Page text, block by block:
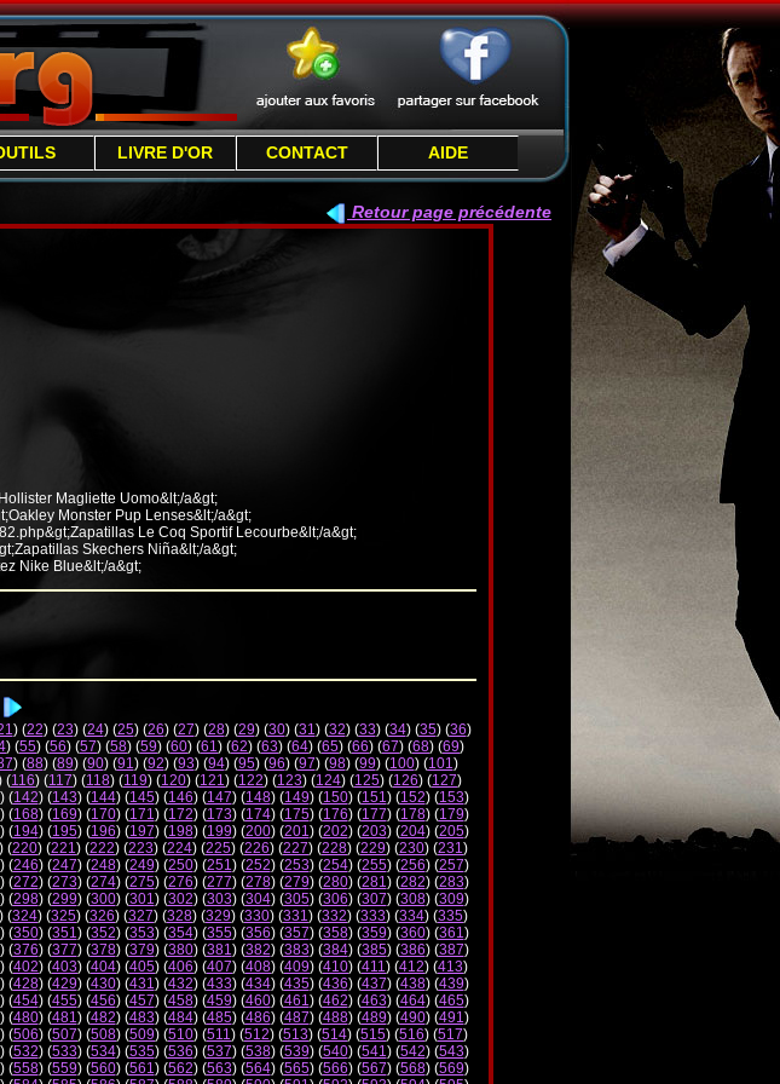
LIVRE D'OR CONTACT AIDE
Retour page précédente
Magliette Uomo&lt;/a&gt;
Monster Pup Lenses&lt;/a&gt;
Le Coq Sportif Lecourbe&lt;/a&gt;
Skechers Niña&lt;/a&gt;
Nike Blue&lt;/a&gt;
) (22) (23) (24) (25) (26) (27) (28) (29) (30) (31) (32) (33) (34) (35) (36)
) (55) (56) (57) (58) (59) (60) (61) (62) (63) (64) (65) (66) (67) (68) (69)
) (88) (89) (90) (91) (92) (93) (94) (95) (96) (97) (98) (99) (100) (101)
(116) (117) (118) (119) (120) (121) (122) (123) (124) (125) (126) (127)
) (142) (143) (144) (145) (146) (147) (148) (149) (150) (151) (152) (153)
) (168) (169) (170) (171) (172) (173) (174) (175) (176) (177) (178) (179)
) (194) (195) (196) (197) (198) (199) (200) (201) (202) (203) (204) (205)
) (220) (221) (222) (223) (224) (225) (226) (227) (228) (229) (230) (231)
) (246) (247) (248) (249) (250) (251) (252) (253) (254) (255) (256) (257)
) (272) (273) (274) (275) (276) (277) (278) (279) (280) (281) (282) (283)
) (298) (299) (300) (301) (302) (303) (304) (305) (306) (307) (308) (309)
) (324) (325) (326) (327) (328) (329) (330) (331) (332) (333) (334) (335)
) (350) (351) (352) (353) (354) (355) (356) (357) (358) (359) (360) (361)
) (376) (377) (378) (379) (380) (381) (382) (383) (384) (385) (386) (387)
) (402) (403) (404) (405) (406) (407) (408) (409) (410) (411) (412) (413)
) (428) (429) (430) (431) (432) (433) (434) (435) (436) (437) (438) (439)
) (454) (455) (456) (457) (458) (459) (460) (461) (462) (463) (464) (465)
) (480) (481) (482) (483) (484) (485) (486) (487) (488) (489) (490) (491)
) (506) (507) (508) (509) (510) (511) (512) (513) (514) (515) (516) (517)
) (532) (533) (534) (535) (536) (537) (538) (539) (540) (541) (542) (543)
) (558) (559) (560) (561) (562) (563) (564) (565) (566) (567) (568) (569)